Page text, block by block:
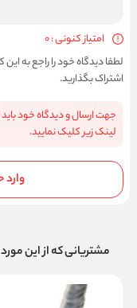
امتیاز کنونی : 0
لطفا دیدگاه خود را راجع به این
اشتراک بگذارید.
جهت ارسال و دیدگاه خود
لینک زیر کلیک نمایید.
مشتریانی که از این